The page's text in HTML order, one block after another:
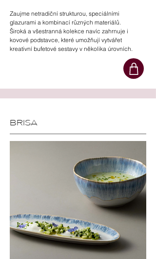
Zaujme netradiční strukturou, speciálními
glazurami a kombinací různých materiálů.
Široká a všestranná kolekce navíc zahrnuje i
kovové podstavce, které umožňují vytvářet
kreativní bufetové sestavy v několika úrovních.
BRISA